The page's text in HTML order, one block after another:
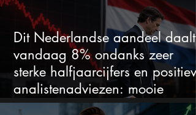
Dit Nederlandse aandeel daalt
vandaag 8% ondanks zeer
sterke halfjaarcijfers en positieve
analistenadviezen: mooie
koopkans?